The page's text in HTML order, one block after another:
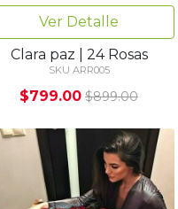
Ver Detalle
Clara paz | 24 Rosas
SKU ARR005
$799.00 $899.00